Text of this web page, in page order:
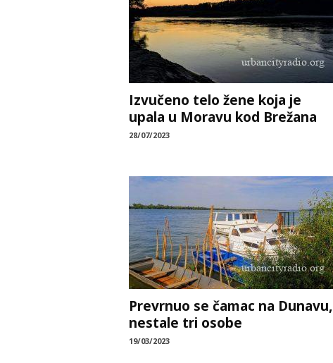
Izvučeno telo žene koja je
upala u Moravu kod Brežana
28/07/2023
Prevrnuo se čamac na Dunavu,
nestale tri osobe
19/03/2023